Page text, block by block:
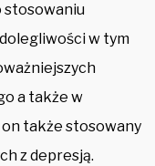
stosowaniu
w tym
a także w
także stosowany
z depresją.